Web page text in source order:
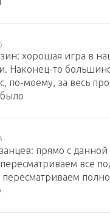
хорошая игра в
Наконец-то
по-моему, за весь
прямо с
все